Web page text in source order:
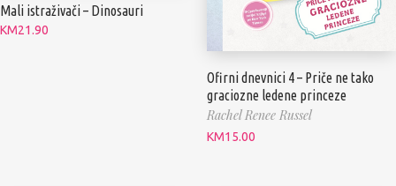
Mali istraživači – Dinosauri
KM21.90
Ofirni dnevnici 4 – Priče ne tako
graciozne ledene princeze
Rachel Renee Russel
KM15.00